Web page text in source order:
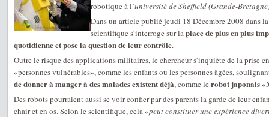
robotique à l’université de Sheffield (Grande-
Dans un article publié jeudi 18 Décembre 2008 dans
scientifique s’interroge sur laplace de plus en plus
quotidienne et pose la question de leur contrôle.
Outre le risque des applications militaires, le chercheur s’inquiète de la prise
«personnes vulnérables», comme les enfants ou les personnes âgées,
de donner à manger à des malades existent déjà, comme le robot japonais
Des robots pourraient aussi se voir confier par des parents la garde de leur
chair et en os. Selon le scientifique, cela «peut constituer une expérience